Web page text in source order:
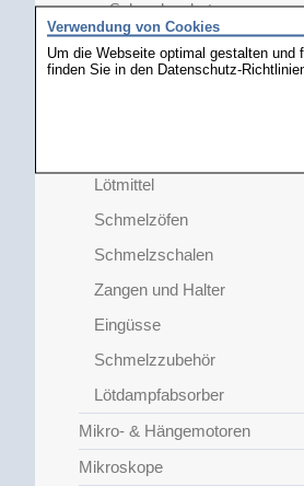
Schmelzpaket
Mikrolötgeräte
Weichlöten
Lötmittel
Schmelzöfen
Schmelzschalen
Zangen und Halter
Eingüsse
Schmelzzubehör
Lötdampfabsorber
Mikro- & Hängemotoren
Mikroskope
Verwendung von Cookies
Um die Webseite optimal gestalten
finden Sie in den Datenschutz-